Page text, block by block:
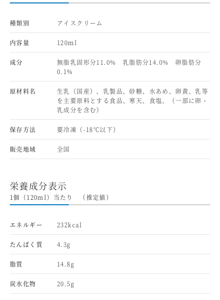
種類別 アイスクリーム
内容量 120ｍl
成分
無脂乳固形分11.0% 乳脂肪分14.0% 卵脂肪分
0.1%
原材料名
生乳（国産）、乳製品、砂糖、水あめ、卵黄、乳等
を主要原料とする食品、寒天、食塩、（一部に卵・
乳成分を含む）
保存方法 要冷凍（-18℃以下）
販売地域 全国
栄養成分表示
1個（120ml）当たり （推定値）
エネルギー 232kcal
たんぱく質 4.3g
脂質 14.8g
炭水化物 20.5g